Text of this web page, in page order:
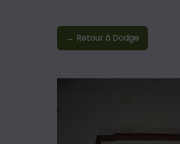
← Retour à Dodge